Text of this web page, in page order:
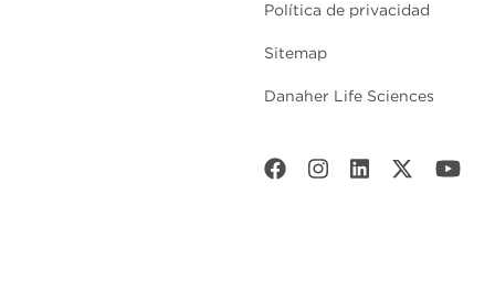
Política de privacidad
Sitemap
Danaher Life Sciences